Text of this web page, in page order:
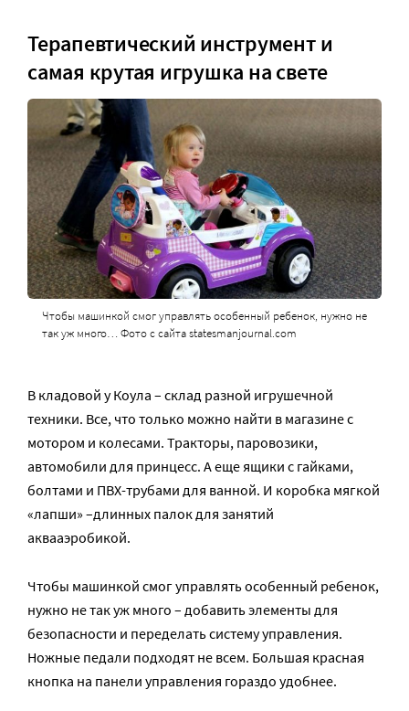
Терапевтический инструмент и
самая крутая игрушка на свете
Чтобы машинкой смог управлять особенный ребенок, нужно не
так уж много… Фото с сайта statesmanjournal.com
В кладовой у Коула – склад разной игрушечной
техники. Все, что только можно найти в магазине с
мотором и колесами. Тракторы, паровозики,
автомобили для принцесс. А еще ящики с гайками,
болтами и ПВХ-трубами для ванной. И коробка мягкой
«лапши» –длинных палок для занятий
аквааэробикой.
Чтобы машинкой смог управлять особенный ребенок,
нужно не так уж много – добавить элементы для
безопасности и переделать систему управления.
Ножные педали подходят не всем. Большая красная
кнопка на панели управления гораздо удобнее.